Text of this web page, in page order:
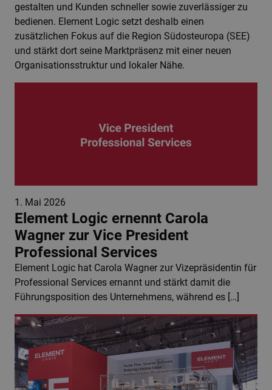
gestalten und Kunden schneller sowie zuverlässiger zu
bedienen. Element Logic setzt deshalb einen
zusätzlichen Fokus auf die Region Südosteuropa (SEE)
und stärkt dort seine Marktpräsenz mit einer neuen
Organisationsstruktur und lokaler Nähe.
1. Mai 2026
Element Logic ernennt Carola
Wagner zur Vice President
Professional Services
Element Logic hat Carola Wagner zur Vizepräsidentin für
Professional Services ernannt und stärkt damit die
Führungsposition des Unternehmens, während es […]